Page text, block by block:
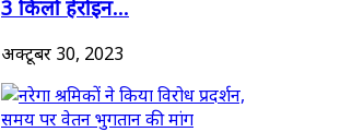
3 किलो हेरोइन...
अक्टूबर 30, 2023